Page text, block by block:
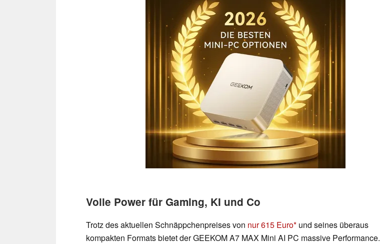
Volle Power für Gaming, KI und Co
Trotz des aktuellen Schnäppchenpreises von nur 615 Euro und seines überaus
kompakten Formats bietet der GEEKOM A7 MAX Mini AI PC massive Performance.